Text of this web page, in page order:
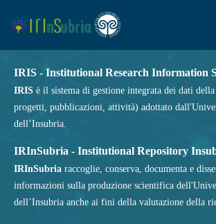
IRIS - Institutional Research Information
IRIS è il sistema di gestione integrata dei dati
progetti, pubblicazioni, attività) adottato
dell’Insubria.
IRInSubria - Institutional Repository
IRInSubria raccoglie, conserva, documenta e
informazioni sulla produzione scientifica
dell’Insubria anche ai fini della valutazione della